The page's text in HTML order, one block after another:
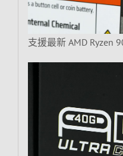
支援最新 AMD Ryzen